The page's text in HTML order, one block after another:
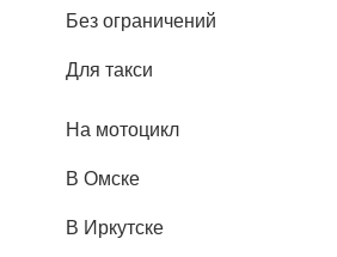
Без ограничений
Для такси
На мотоцикл
В Омске
В Иркутске